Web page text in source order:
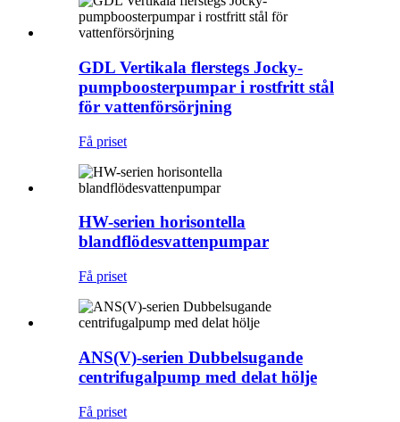
GDL Vertikala flerstegs Jocky-
pumpboosterpumpar i rostfritt stål
för vattenförsörjning
Få priset
HW-serien horisontella
blandflödesvattenpumpar
Få priset
ANS(V)-serien Dubbelsugande
centrifugalpump med delat hölje
Få priset